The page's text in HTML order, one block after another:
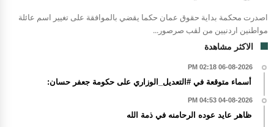
اصدرت محكمة بداية حقوق عمان حكما يقضي بالموافقة على تغيير اسم عائلة
مواطنين اردنيين من لقب صرصور...
الاكثر مشاهدة
06-08-2026 02:18 PM
أسماء متوقعة في #التعديل_الوزاري على حكومة جعفر حسان:
04-08-2026 04:53 PM
ظاهر عايد عوده الرحامنه في ذمة الله